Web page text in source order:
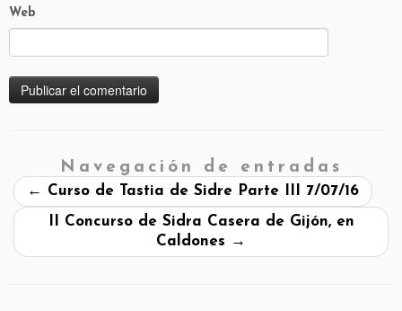
Web
Navegación de entradas
← Curso de Tastia de Sidre Parte III 7/07/16
II Concurso de Sidra Casera de Gijón, en
Caldones →